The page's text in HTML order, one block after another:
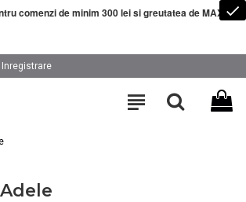
comenzi de minim 300 lei si greutatea de MAXIM 5
Inregistrare